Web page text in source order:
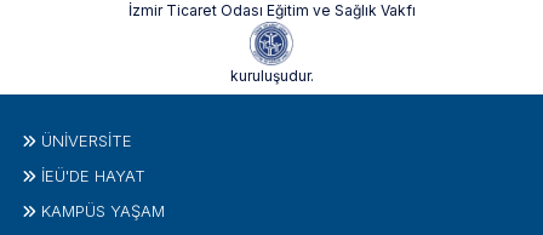
İzmir Ticaret Odası Eğitim ve Sağlık Vakfı
kuruluşudur.
ÜNIVERSITE
İEÜ'DE HAYAT
KAMPÜS YAŞAM